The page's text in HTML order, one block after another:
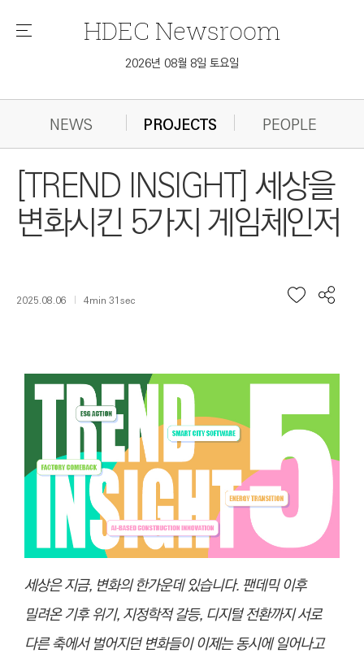
메
HDEC Newsroom
2026년 08월 8일 토요일
NEWS PROJECTS PEOPLE
[TREND INSIGHT] 세상을
변화시킨 5가지 게임체인저
2025.08.06 4min 31sec
세상은 지금, 변화의 한가운데 있습니다. 팬데믹 이후
밀려온 기후 위기, 지정학적 갈등, 디지털 전환까지 서로
다른 축에서 벌어지던 변화들이 이제는 동시에 일어나고